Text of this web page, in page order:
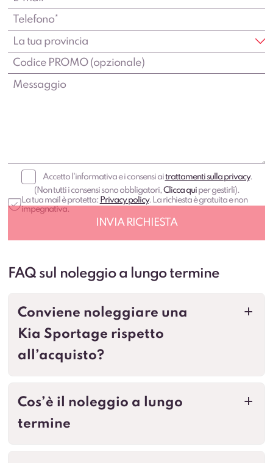
Accetto l'informativa e i consensi aitrattamenti sulla privacy.
(Non tutti i consensi sono obbligatori, Clicca quiper gestirli).
La tua mail è protetta: Privacy policy. La richiesta è gratuita e non
impegnativa.
FAQ sul noleggio a lungo termine
a
Conviene noleggiare una
Kia Sportage rispetto
all’acquisto?
a
Cos’è il noleggio a lungo
termine